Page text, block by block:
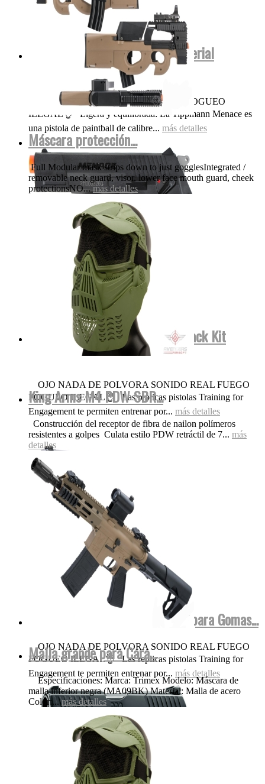
Menace Tippmann co2 .50 (Material
polímero No...
OJO NADA DE POLVORA FUEGO FOGUEO
ILEGAL👌 Ligera y equilibrada: La Tippmann Menace es
una pistola de paintball de calibre... más detalles
Smith&Wesson FulMetal Blowback Kit
Dispara Gomas...
OJO NADA DE POLVORA SONIDO REAL FUEGO
FOGUEO ILEGAL👌 Las replicas pistolas Training for
Engagement te permiten entrenar por... más detalles
Walther FulMetal Blowback Dispara Gomas...
OJO NADA DE POLVORA SONIDO REAL FUEGO
FOGUEO ILEGAL👌 Las replicas pistolas Training for
Engagement te permiten entrenar por... más detalles
Máscara protección...
Full Modular mask strips down to just gogglesIntegrated /
removable neck guard, visor, lower face mouth guard, cheek
protectionsNO...más detalles
King Arms M4 PDW SBR...
Construcción del receptor de fibra de nailon polímeros
resistentes a golpes Culata estilo PDW retráctil de 7... más
detalles
Malla grande para Cara...
Especificaciones: Marca: Trimex Modelo: Máscara de
malla inferior negra (MA09BK) Material: Malla de acero
Color:...más detalles